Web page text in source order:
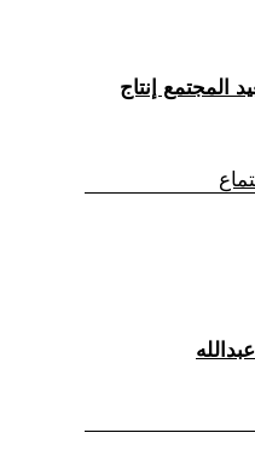
المجتمع إنتاج